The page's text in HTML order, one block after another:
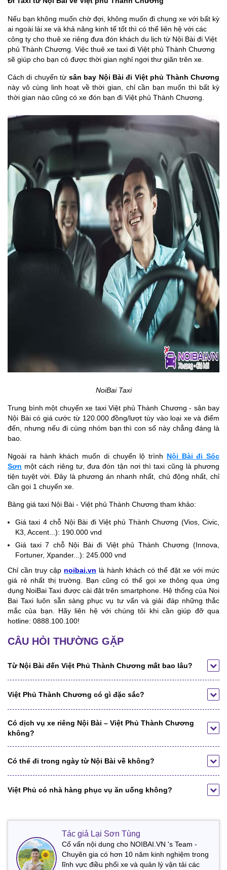
Nếu bạn không muốn chờ đợi, không muốn đi chung xe với bất kỳ
ai ngoài lái xe và khả năng kinh tế tốt thì có thể liên hệ với các
công ty cho thuê xe riêng đưa đón khách du lịch từ Nội Bài đi Việt
phủ Thành Chương. Việc thuê xe taxi đi Việt phủ Thành Chương
sẽ giúp cho bạn có được thời gian nghỉ ngơi thư giãn trên xe.
Cách di chuyển từ sân bay Nội Bài đi Việt phủ Thành Chương
này vô cùng linh hoạt về thời gian, chỉ cần bạn muốn thì bất kỳ
thời gian nào cũng có xe đón bạn đi Việt phủ Thành Chương.
NoiBai Taxi
Trung bình một chuyến xe taxi Việt phủ Thành Chương - sân bay
Nội Bài có giá cước từ 120.000 đồng/lượt tùy vào loại xe và điểm
đến, nhưng nếu đi cùng nhóm bạn thì con số này chẳng đáng là
bao.
Ngoài ra hành khách muốn di chuyển lộ trình Nội Bài đi Sóc
Sơn một cách riêng tư, đưa đón tận nơi thì taxi cũng là phương
tiện tuyệt vời. Đây là phương án nhanh nhất, chủ động nhất, chỉ
cần gọi 1 chuyến xe.
Bảng giá taxi Nội Bài - Việt phủ Thành Chương tham khảo:
Giá taxi 4 chỗ Nội Bài đi Việt phủ Thành Chương (Vios, Civic,
K3, Accent...): 190.000 vnd
Giá taxi 7 chỗ Nội Bài đi Việt phủ Thành Chương (Innova,
Fortuner, Xpander...): 245.000 vnd
Chỉ cần truy cập noibai.vn là hành khách có thể đặt xe với mức
giá rẻ nhất thị trường. Bạn cũng có thể gọi xe thông qua ứng
dụng NoiBai Taxi được cài đặt trên smartphone. Hệ thống của Noi
Bai Taxi luôn sẵn sàng phục vụ tư vấn và giải đáp những thắc
mắc của bạn. Hãy liên hệ với chúng tôi khi cần giúp đỡ qua
hotline: 0888.100.100!
CÂU HỎI THƯỜNG GẶP
Từ Nội Bài đến Việt Phủ Thành Chương mất bao lâu?
Việt Phủ Thành Chương có gì đặc sắc?
Có dịch vụ xe riêng Nội Bài – Việt Phủ Thành Chương
không?
Có thể đi trong ngày từ Nội Bài về không?
Việt Phủ có nhà hàng phục vụ ăn uống không?
Tác giả Lại Sơn Tùng
Cố vấn nội dung cho NOIBAI.VN 's Team -
Chuyên gia có hơn 10 năm kinh nghiệm trong
lĩnh vực điều phối xe và quản lý vận tải các